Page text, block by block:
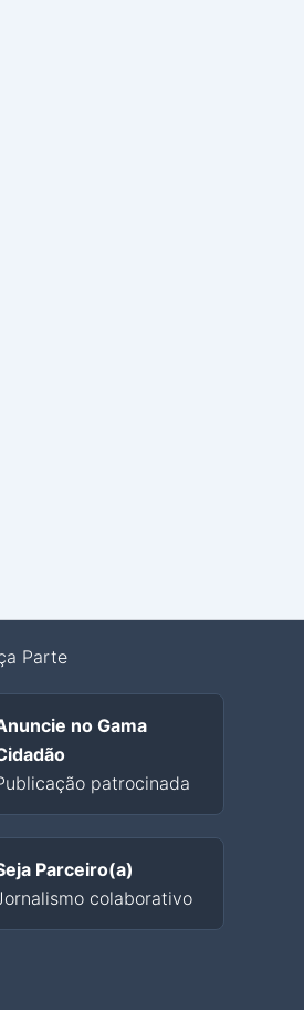
Parte
no Gama
patrocinada
Parceiro(a)
colaborativo